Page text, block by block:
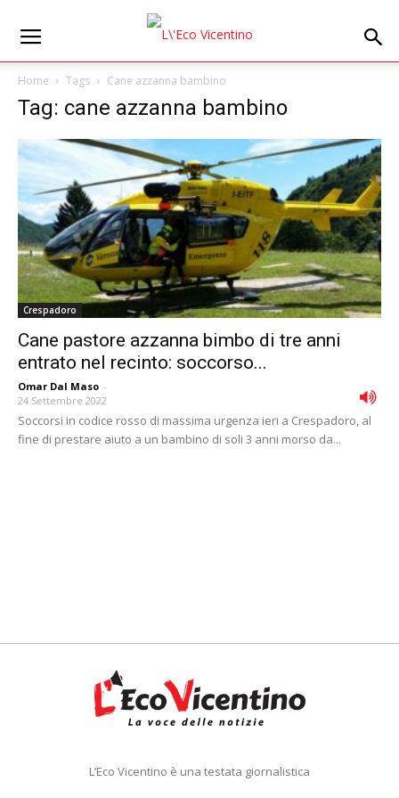
Home Tags Cane azzanna bambino
Tag: cane azzanna bambino
Crespadoro
Cane pastore azzanna bimbo di tre anni
entrato nel recinto: soccorso...
Omar Dal Maso -
24 Settembre 2022
Soccorsi in codice rosso di massima urgenza ieri a Crespadoro, al
fine di prestare aiuto a un bambino di soli 3 anni morso da...
L’Eco Vicentino è una testata giornalistica